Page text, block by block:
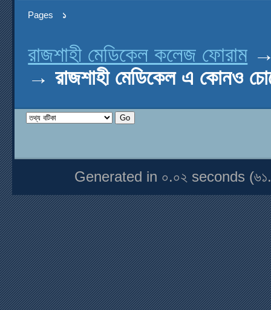
Pages ১
রাজশাহী মেডিকেল কলেজ ফোরাম
→রাজশাহী মেডিকেল এ কোনও
Generated in ০.০২ seconds